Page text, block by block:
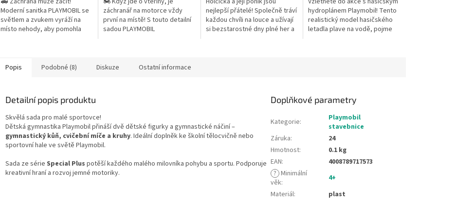
Moderní sanitka PLAYMOBIL se
světlem a zvukem vyráží na
místo nehody, aby pomohla
záchranář na motorce vždy
první na místě! S touto detailní
sadou PLAYMOBIL
nejlepší přátelé! Společně tráví
každou chvíli na louce a užívají
si bezstarostné dny plné her a
hydroplánem Playmobil! Tento
realistický model hasičského
letadla plave na vodě, pojme
Popis Podobné (8) Diskuze Ostatní informace
Detailní popis produktu
Skvělá sada pro malé sportovce!
Dětská gymnastika Playmobil přináší dvě dětské figurky a gymnastické náčiní –
gymnastický kůň, cvičební míče a kruhy. Ideální doplněk ke školní tělocvičně nebo
sportovní hale ve světě Playmobil.
Sada ze série Special Plus potěší každého malého milovníka pohybu a sportu. Podporuje
kreativní hraní a rozvoj jemné motoriky.
Doplňkové parametry
Kategorie:
Playmobil
stavebnice
Záruka:
24
Hmotnost:
0.1 kg
EAN:
4008789717573
? Minimální
věk:
4+
Materiál: plast